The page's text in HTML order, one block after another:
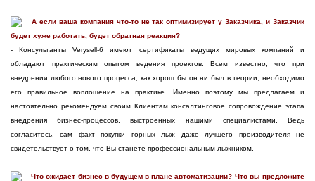
А если ваша компания что-то не так оптимизирует у Заказчика, и Заказчик
будет хуже работать, будет обратная реакция?
- Консультанты Verysell-6 имеют сертификаты ведущих мировых компаний и
обладают практическим опытом ведения проектов. Всем известно, что при
внедрении любого нового процесса, как хорош бы он ни был в теории, необходимо
его правильное воплощение на практике. Именно поэтому мы предлагаем и
настоятельно рекомендуем своим Клиентам консалтинговое сопровождение этапа
внедрения бизнес-процессов, выстроенных нашими специалистами. Ведь
согласитесь, сам факт покупки горных лыж даже лучшего производителя не
свидетельствует о том, что Вы станете профессиональным лыжником.
Что ожидает бизнес в будущем в плане автоматизации? Что вы предложите